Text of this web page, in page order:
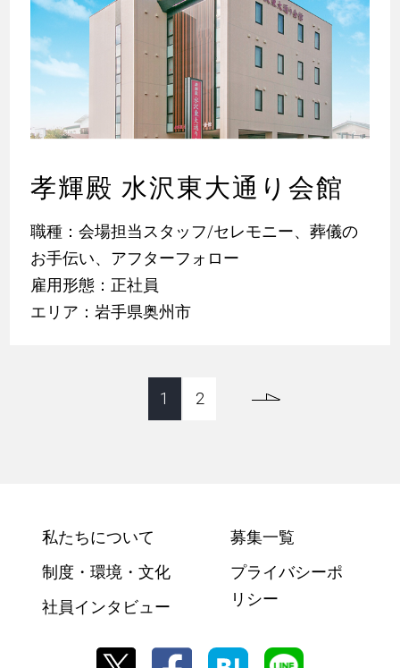
孝輝殿 水沢東大通り会館
職種：会場担当スタッフ/セレモニー、葬儀の
お手伝い、アフターフォロー
雇用形態：正社員
エリア：岩手県奥州市
1 2
私たちについて
制度・環境・文化
社員インタビュー
募集一覧
プライバシーポ
リシー